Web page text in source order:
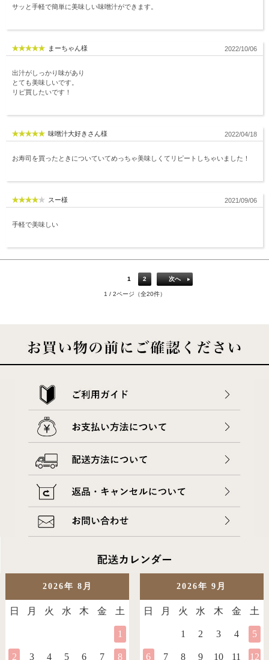
サッと手軽で簡単に美味しい味噌汁ができます。
まーちゃん様 2022/10/06
出汁がしっかり味があり
とても美味しいです。
リピ買したいです！
味噌汁大好きさん様 2022/04/18
お寿司を買ったときについていてめっちゃ美味しくてリピートしちゃいました！
スー様 2021/09/06
手軽で美味しい
1 2 次へ
1 / 2ページ（全20件）